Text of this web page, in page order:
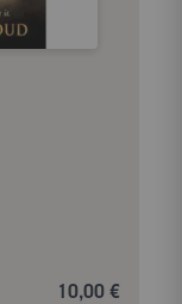
10,00 €